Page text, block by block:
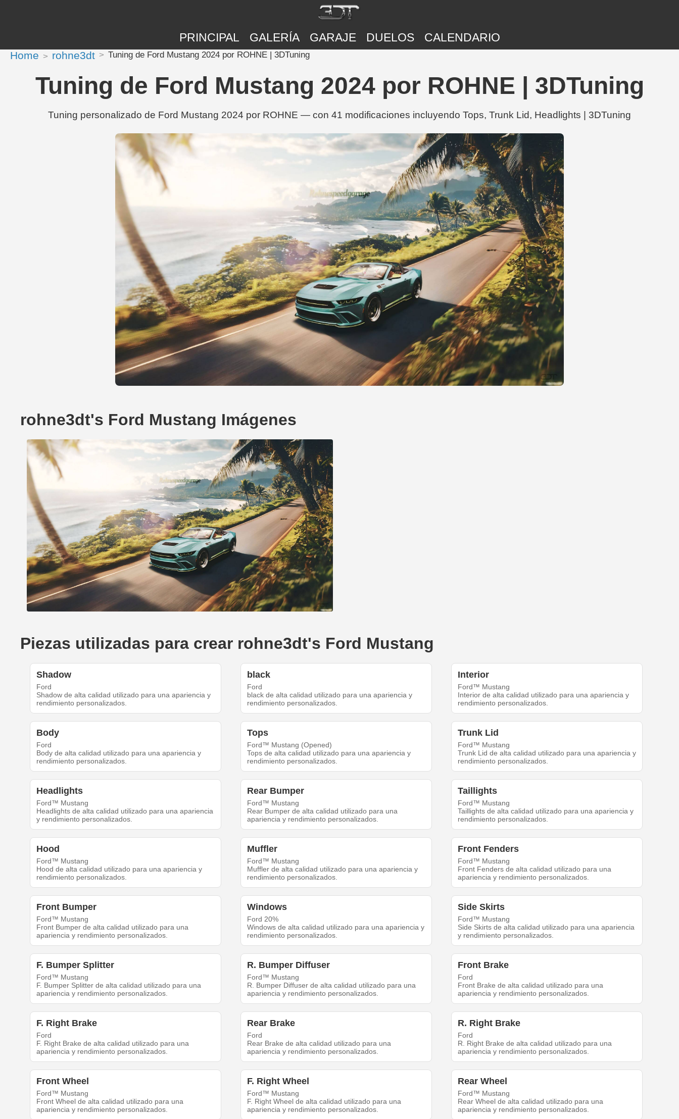
PRINCIPAL GALERÍA GARAJE DUELOS CALENDARIO
Home rohne3dt Tuning de Ford Mustang 2024 por ROHNE | 3DTuning
Tuning de Ford Mustang 2024 por ROHNE | 3DTuning
Tuning personalizado de Ford Mustang 2024 por ROHNE — con 41 modificaciones incluyendo Tops, Trunk Lid, Headlights | 3DTuning
rohne3dt's Ford Mustang Imágenes
Piezas utilizadas para crear rohne3dt's Ford Mustang
Shadow
Ford
Shadow de alta calidad utilizado para una apariencia y
rendimiento personalizados.
black
Ford
black de alta calidad utilizado para una apariencia y
rendimiento personalizados.
Interior
Ford™ Mustang
Interior de alta calidad utilizado para una apariencia y
rendimiento personalizados.
Body
Ford
Body de alta calidad utilizado para una apariencia y
rendimiento personalizados.
Tops
Ford™ Mustang (Opened)
Tops de alta calidad utilizado para una apariencia y
rendimiento personalizados.
Trunk Lid
Ford™ Mustang
Trunk Lid de alta calidad utilizado para una apariencia y
rendimiento personalizados.
Headlights
Ford™ Mustang
Headlights de alta calidad utilizado para una apariencia
y rendimiento personalizados.
Rear Bumper
Ford™ Mustang
Rear Bumper de alta calidad utilizado para una
apariencia y rendimiento personalizados.
Taillights
Ford™ Mustang
Taillights de alta calidad utilizado para una apariencia y
rendimiento personalizados.
Hood
Ford™ Mustang
Hood de alta calidad utilizado para una apariencia y
rendimiento personalizados.
Muffler
Ford™ Mustang
Muffler de alta calidad utilizado para una apariencia y
rendimiento personalizados.
Front Fenders
Ford™ Mustang
Front Fenders de alta calidad utilizado para una
apariencia y rendimiento personalizados.
Front Bumper
Ford™ Mustang
Front Bumper de alta calidad utilizado para una
apariencia y rendimiento personalizados.
Windows
Ford 20%
Windows de alta calidad utilizado para una apariencia y
rendimiento personalizados.
Side Skirts
Ford™ Mustang
Side Skirts de alta calidad utilizado para una apariencia
y rendimiento personalizados.
F. Bumper Splitter
Ford™ Mustang
F. Bumper Splitter de alta calidad utilizado para una
apariencia y rendimiento personalizados.
R. Bumper Diffuser
Ford™ Mustang
R. Bumper Diffuser de alta calidad utilizado para una
apariencia y rendimiento personalizados.
Front Brake
Ford
Front Brake de alta calidad utilizado para una
apariencia y rendimiento personalizados.
F. Right Brake
Ford
F. Right Brake de alta calidad utilizado para una
apariencia y rendimiento personalizados.
Rear Brake
Ford
Rear Brake de alta calidad utilizado para una
apariencia y rendimiento personalizados.
R. Right Brake
Ford
R. Right Brake de alta calidad utilizado para una
apariencia y rendimiento personalizados.
Front Wheel
Ford™ Mustang
Front Wheel de alta calidad utilizado para una
apariencia y rendimiento personalizados.
F. Right Wheel
Ford™ Mustang
F. Right Wheel de alta calidad utilizado para una
apariencia y rendimiento personalizados.
Rear Wheel
Ford™ Mustang
Rear Wheel de alta calidad utilizado para una
apariencia y rendimiento personalizados.